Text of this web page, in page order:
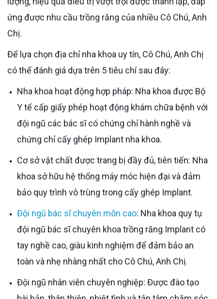
ứng được nhu cầu trồng răng của nhiều Cô Chú, Anh
Chị.
Để lựa chọn địa chỉ nha khoa uy tín, Cô Chú, Anh Chị
có thể đánh giá dựa trên 5 tiêu chí sau đây:
Nha khoa hoạt động hợp pháp: Nha khoa được Bộ
Y tế cấp giấy phép hoạt động khám chữa bệnh với
đội ngũ các bác sĩ có chứng chỉ hành nghề và
chứng chỉ cấy ghép Implant nha khoa.
Cơ sở vật chất được trang bị đầy đủ, tiên tiến: Nha
khoa sở hữu hệ thống máy móc hiện đại và đảm
bảo quy trình vô trùng trong cấy ghép Implant.
Đội ngũ bác sĩ chuyên môn cao: Nha khoa quy tụ
đội ngũ bác sĩ chuyên khoa trồng răng Implant có
tay nghề cao, giàu kinh nghiệm để đảm bảo an
toàn và nhẹ nhàng nhất cho Cô Chú, Anh Chị.
Đội ngũ nhân viên chuyên nghiệp: Được đào tạo